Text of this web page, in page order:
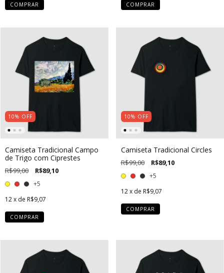
COMPRAR COMPRAR
10% OFF
Camiseta Tradicional Campo
de Trigo com Ciprestes
R$99,00 R$89,10
+5
12x de R$9,07
COMPRAR
10% OFF
Camiseta Tradicional Circles
R$99,00 R$89,10
+5
12 x de R$9,07
COMPRAR